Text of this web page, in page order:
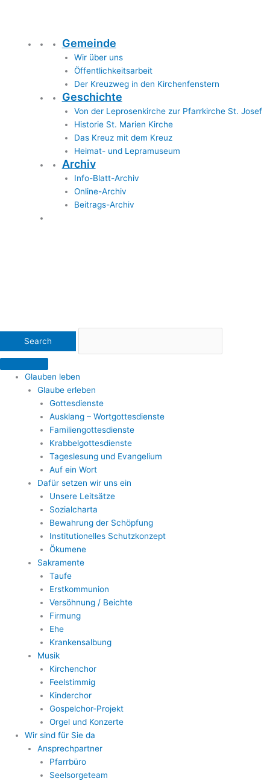
Gemeinde
Wir über uns
Öffentlichkeitsarbeit
Der Kreuzweg in den Kirchenfenstern
Geschichte
Von der Leprosenkirche zur Pfarrkirche St. Josef
Historie St. Marien Kirche
Das Kreuz mit dem Kreuz
Heimat- und Lepramuseum
Archiv
Info-Blatt-Archiv
Online-Archiv
Beitrags-Archiv
Glauben leben
Glaube erleben
Gottesdienste
Ausklang – Wortgottesdienste
Familiengottesdienste
Krabbelgottesdienste
Tageslesung und Evangelium
Auf ein Wort
Dafür setzen wir uns ein
Unsere Leitsätze
Sozialcharta
Bewahrung der Schöpfung
Institutionelles Schutzkonzept
Ökumene
Sakramente
Taufe
Erstkommunion
Versöhnung / Beichte
Firmung
Ehe
Krankensalbung
Musik
Kirchenchor
Feelstimmig
Kinderchor
Gospelchor-Projekt
Orgel und Konzerte
Wir sind für Sie da
Ansprechpartner
Pfarrbüro
Seelsorgeteam